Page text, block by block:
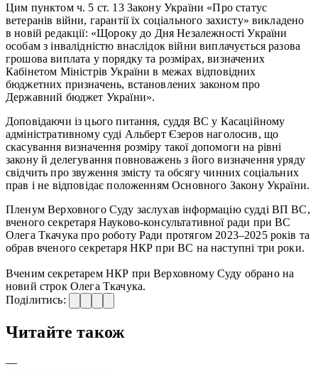
Цим пунктом ч. 5 ст. 13 Закону України «Про статус
ветеранів війни, гарантії їх соціального захисту» викладено
в новій редакції: «Щороку до Дня Незалежності України
особам з інвалідністю внаслідок війни виплачується разова
грошова виплата у порядку та розмірах, визначених
Кабінетом Міністрів України в межах відповідних
бюджетних призначень, встановлених законом про
Державний бюджет України».
Доповідаючи із цього питання, суддя ВС у Касаційному
адміністративному суді Альберт Єзеров наголосив, що
скасування визначення розміру такої допомоги на рівні
закону й делегування повноважень з його визначення уряду
свідчить про звуження змісту та обсягу чинних соціальних
прав і не відповідає положенням Основного Закону України.
Пленум Верховного Суду заслухав інформацію судді ВП ВС,
вченого секретаря Науково-консультативної ради при ВС
Олега Ткачука про роботу Ради протягом 2023–2025 років та
обрав вченого секретаря НКР при ВС на наступні три роки.
Вченим секретарем НКР при Верховному Суду обрано на
новий строк Олега Ткачука.
Поділитись:
Читайте також
—